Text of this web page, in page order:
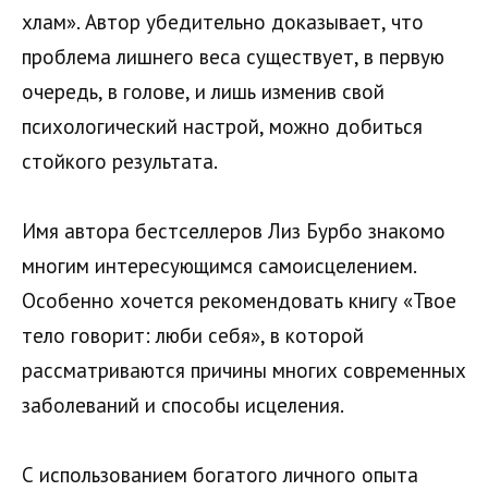
хлам». Автор убедительно доказывает, что
проблема лишнего веса существует, в первую
очередь, в голове, и лишь изменив свой
психологический настрой, можно добиться
стойкого результата.
Имя автора бестселлеров Лиз Бурбо знакомо
многим интересующимся самоисцелением.
Особенно хочется рекомендовать книгу «Твое
тело говорит: люби себя», в которой
рассматриваются причины многих современных
заболеваний и способы исцеления.
С использованием богатого личного опыта